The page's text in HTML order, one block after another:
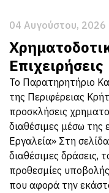
04 Αυγούστου, 2026
Επιχειρήσεις
Το Παρατηρητήριο
της Περιφέρειας
προσκλήσεις
διαθέσιμες μέσω
Εργαλεία» Στη
διαθέσιμες δράσεις,
προθεσμίες
που αφορά την